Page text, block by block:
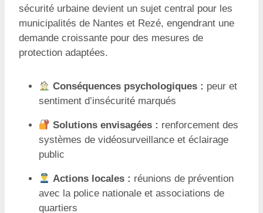
sécurité urbaine devient un sujet central pour les
municipalités de Nantes et Rezé, engendrant une
demande croissante pour des mesures de
protection adaptées.
Conséquences psychologiques : peur et
sentiment d’insécurité marqués
Solutions envisagées : renforcement des
systèmes de vidéosurveillance et éclairage
public
Actions locales : réunions de prévention
avec la police nationale et associations de
quartiers